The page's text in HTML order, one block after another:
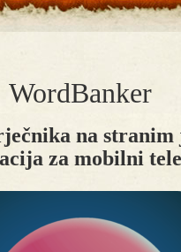
WordBanker
na stranim
za mobilni